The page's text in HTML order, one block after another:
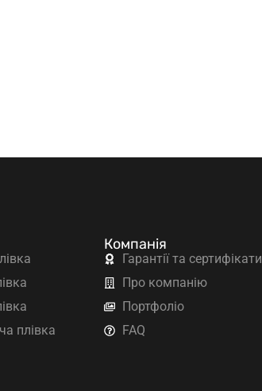
плівка
Компанія
Гарантії та сертифікати
Про компанію
Портфоліо
FAQ